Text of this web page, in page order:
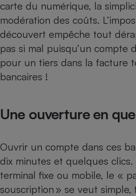
carte du numérique, la
modération des coûts.
découvert empêche tout
pas si mal puisqu’un compte
pour un tiers dans la facture
bancaires !
Une ouverture en
Ouvrir un compte dans ces
dix minutes et quelques clics.
terminal fixe ou mobile, le «
souscription » se veut